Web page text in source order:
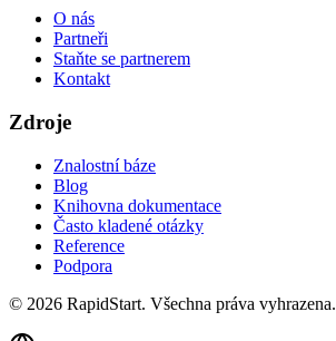
O nás
Partneři
Staňte se partnerem
Kontakt
Zdroje
Znalostní báze
Blog
Knihovna dokumentace
Často kladené otázky
Reference
Podpora
© 2026 RapidStart. Všechna práva vyhrazena.